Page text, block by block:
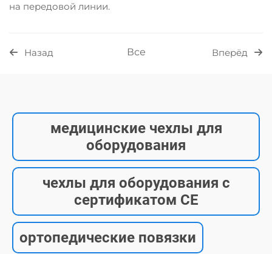
на передовой линии.
Назад Все Вперёд
медицинские чехлы для
оборудования
чехлы для оборудования с
сертификатом CE
ортопедические повязки